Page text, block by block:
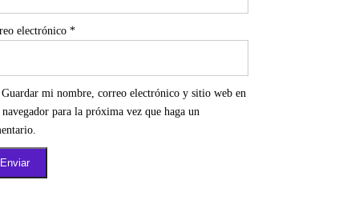
electrónico *
Guardar mi nombre, correo electrónico y sitio web en
navegador para la próxima vez que haga un